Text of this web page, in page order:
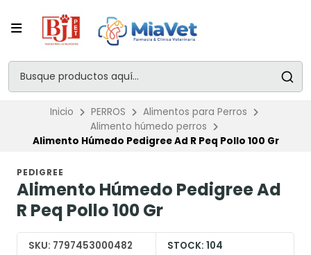
Inicio PERROS
Alimentos para Perros
Alimento húmedo perros
Alimento Húmedo Pedigree Ad R Peq Pollo 100 Gr
PEDIGREE
Alimento Húmedo Pedigree Ad
R Peq Pollo 100 Gr
SKU: 7797453000482 STOCK: 104